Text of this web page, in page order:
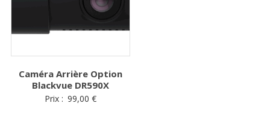
Caméra Arrière Option
Blackvue DR590X
Prix : 99,00 €